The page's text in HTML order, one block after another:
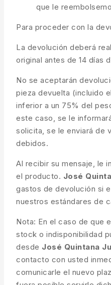
que le
Para proceder con la
La devolución deberá
original antes de 14 días
No se aceptarán
pieza devuelta (incluido
inferior a un 75% del
este caso, se le
solicita, se le enviará de
debidos.
Al recibir su mensaje, le
el producto. José
gastos de devolución si
nuestros estándares de
Nota: En el caso de que
stock o indisponibilidad
desde José Quintana
contacto con usted
comunicarle el nuevo